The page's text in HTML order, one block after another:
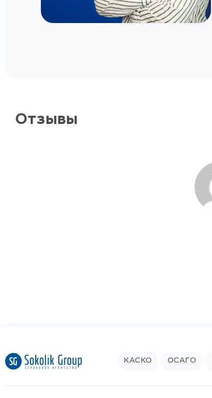
Отзывы
КАСКО ОСАГО